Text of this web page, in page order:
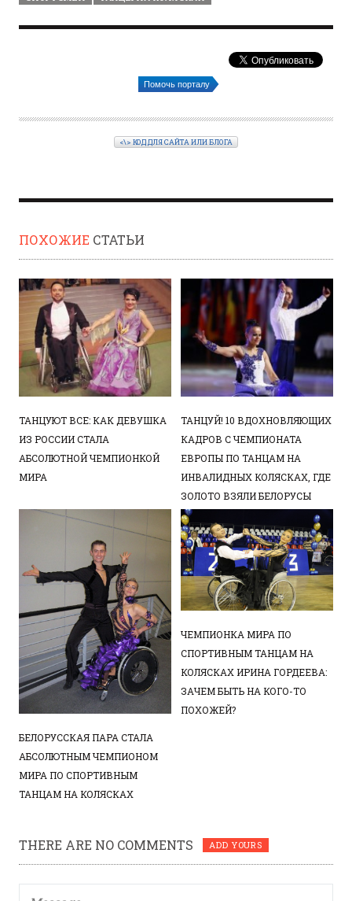
Помочь порталу
<\> КОД ДЛЯ САЙТА ИЛИ БЛОГА
ПОХОЖИЕ СТАТЬИ
ТАНЦУЮТ ВСЕ: КАК ДЕВУШКА
ИЗ РОССИИ СТАЛА
АБСОЛЮТНОЙ ЧЕМПИОНКОЙ
МИРА
ТАНЦУЙ! 10 ВДОХНОВЛЯЮЩИХ
КАДРОВ С ЧЕМПИОНАТА
ЕВРОПЫ ПО ТАНЦАМ НА
ИНВАЛИДНЫХ КОЛЯСКАХ, ГДЕ
ЗОЛОТО ВЗЯЛИ БЕЛОРУСЫ
БЕЛОРУССКАЯ ПАРА СТАЛА
АБСОЛЮТНЫМ ЧЕМПИОНОМ
МИРА ПО СПОРТИВНЫМ
ТАНЦАМ НА КОЛЯСКАХ
ЧЕМПИОНКА МИРА ПО
СПОРТИВНЫМ ТАНЦАМ НА
КОЛЯСКАХ ИРИНА ГОРДЕЕВА:
ЗАЧЕМ БЫТЬ НА КОГО-ТО
ПОХОЖЕЙ?
THERE ARE NO COMMENTS ADD YOURS